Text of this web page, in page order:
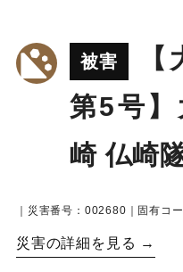
被害
第5号】
崎 仏崎
｜災害番号：002680｜固有コ
災害の詳細を見る →